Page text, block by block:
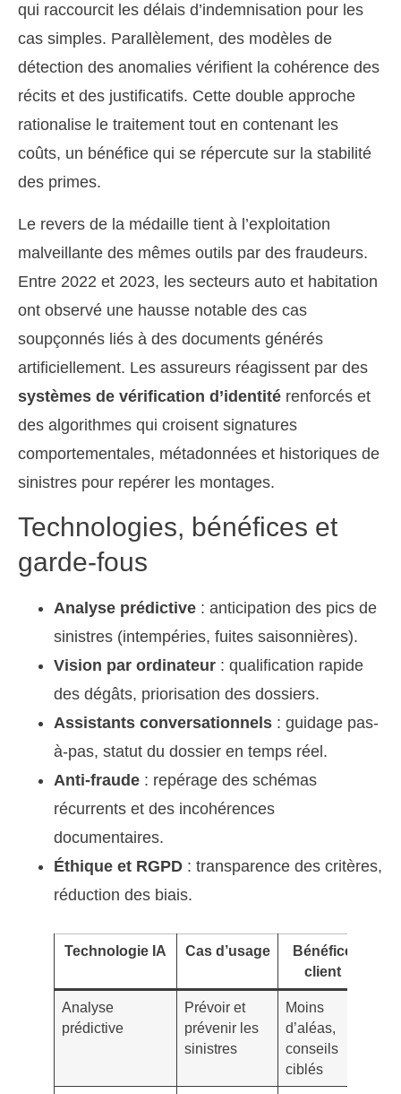
qui raccourcit les délais d’indemnisation pour les
cas simples. Parallèlement, des modèles de
détection des anomalies vérifient la cohérence des
récits et des justificatifs. Cette double approche
rationalise le traitement tout en contenant les
coûts, un bénéfice qui se répercute sur la stabilité
des primes.
Le revers de la médaille tient à l’exploitation
malveillante des mêmes outils par des fraudeurs.
Entre 2022 et 2023, les secteurs auto et habitation
ont observé une hausse notable des cas
soupçonnés liés à des documents générés
artificiellement. Les assureurs réagissent par des
systèmes de vérification d’identité renforcés et
des algorithmes qui croisent signatures
comportementales, métadonnées et historiques de
sinistres pour repérer les montages.
Technologies, bénéfices et
garde-fous
Analyse prédictive : anticipation des pics de
sinistres (intempéries, fuites saisonnières).
Vision par ordinateur : qualification rapide
des dégâts, priorisation des dossiers.
Assistants conversationnels : guidage pas-
à-pas, statut du dossier en temps réel.
Anti-fraude : repérage des schémas
récurrents et des incohérences
documentaires.
Éthique et RGPD : transparence des critères,
réduction des biais.
Technologie IA Cas d’usage
Bénéfice
client
Analyse
prédictive
Prévoir et
prévenir les
sinistres
Moins
d’aléas,
conseils
ciblés